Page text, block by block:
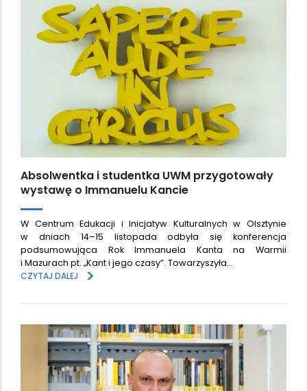
Absolwentka i studentka UWM przygotowały
wystawę o Immanuelu Kancie
W Centrum Edukacji i Inicjatyw Kulturalnych w Olsztynie
w dniach 14–15 listopada odbyła się konferencja
podsumowująca Rok Immanuela Kanta na Warmii
i Mazurach pt. „Kant i jego czasy”. Towarzyszyła…
CZYTAJ DALEJ
>